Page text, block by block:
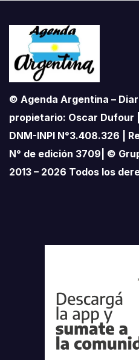
© Agenda Argentina –
propietario: Oscar Dufour |
DNM-INPI N°3.408.326 |
N° de edición 3709| ©
2013 – 2026 Todos los